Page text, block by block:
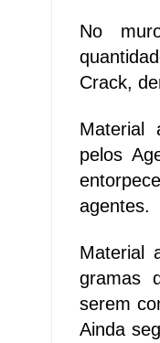
No
Crack,
Material
pelos
agentes.
Material
gramas
serem
Ainda